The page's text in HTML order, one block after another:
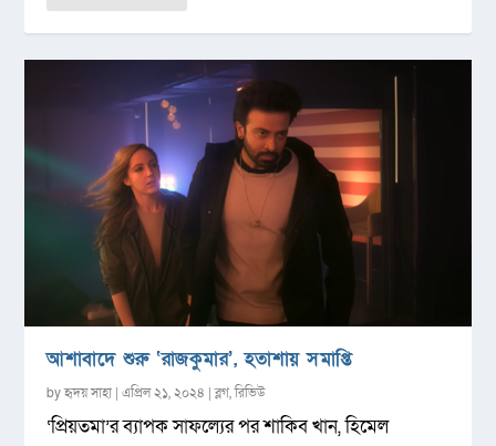
আশাবাদে শুরু ‘রাজকুমার’, হতাশায় সমাপ্তি
byহৃদয় সাহা |এপ্রিল ২১, ২০২৪ |ব্লগ,রিভিউ
‘প্রিয়তমা’র ব্যাপক সাফল্যের পর শাকিব খান, হিমেল